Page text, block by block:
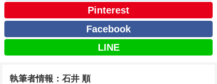
Pinterest
Facebook
LINE
執筆者情報：石井 順